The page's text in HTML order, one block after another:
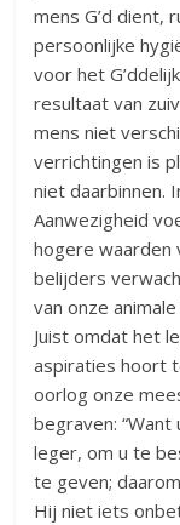
mens G’d dient,
persoonlijke
voor het
resultaat van
mens niet
verrichtingen is
niet daarbinnen.
Aanwezigheid
hogere waarden
belijders
van onze
Juist omdat het
aspiraties hoort
oorlog onze
begraven:
leger, om u te
te geven;
Hij niet iets